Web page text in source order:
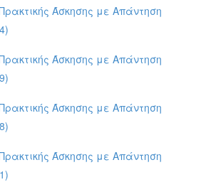
Άσκησης με Απάντηση
Άσκησης με Απάντηση
Άσκησης με Απάντηση
Άσκησης με Απάντηση